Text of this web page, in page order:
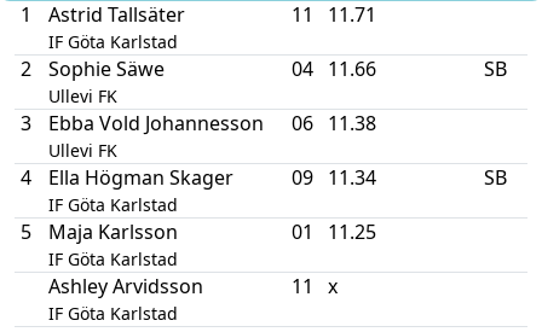
1
Astrid Tallsäter
IF Göta Karlstad
11 11.71
2 Sophie Säwe
Ullevi FK
04 11.66 SB
3 Ebba Vold Johannesson
Ullevi FK
06 11.38
4 Ella Högman Skager
IF Göta Karlstad
09 11.34 SB
5 Maja Karlsson
IF Göta Karlstad
01 11.25
Ashley Arvidsson
IF Göta Karlstad
11 x